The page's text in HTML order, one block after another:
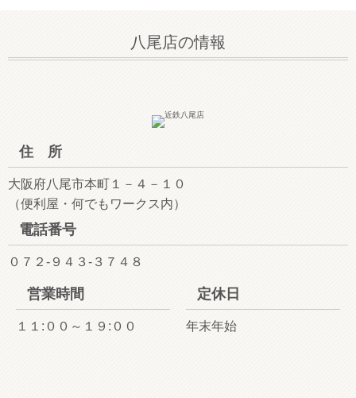
八尾店の情報
住 所
大阪府八尾市本町１－４－１０
（便利屋・何でもワークス内）
電話番号
０７２-９４３-３７４８
営業時間
１１:００～１９:００
定休日
年末年始